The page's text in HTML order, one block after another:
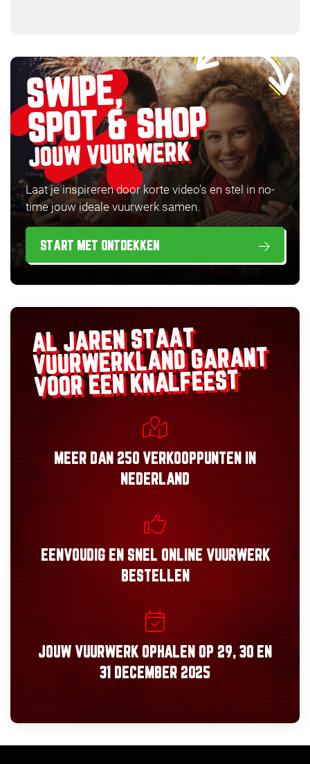
SWIPE,
SPOT & SHOP
JOUW VUURWERK
Laat je inspireren door korte video’s en stel in no-
time jouw ideale vuurwerk samen.
START MET ONTDEKKEN
AL JAREN STAAT
VUURWERKLANDGARANT
VOOR EEN KNALFEEST
MEER DAN 250 VERKOOPPUNTEN IN
NEDERLAND
EENVOUDIGEN SNEL ONLINE VUURWERK
BESTELLEN
JOUW VUURWERK OPHALEN OP 29, 30 EN
31 DECEMBER 2025